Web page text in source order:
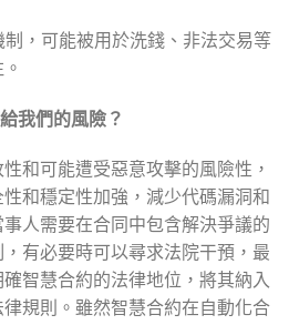
，可能被用於洗錢、非法交易等
我們的風險？
和可能遭受惡意攻擊的風險性，
和穩定性加強，減少代碼漏洞和
人需要在合同中包含解決爭議的
有必要時可以尋求法院干預，最
智慧合約的法律地位，將其納入
規則。雖然智慧合約在自動化合